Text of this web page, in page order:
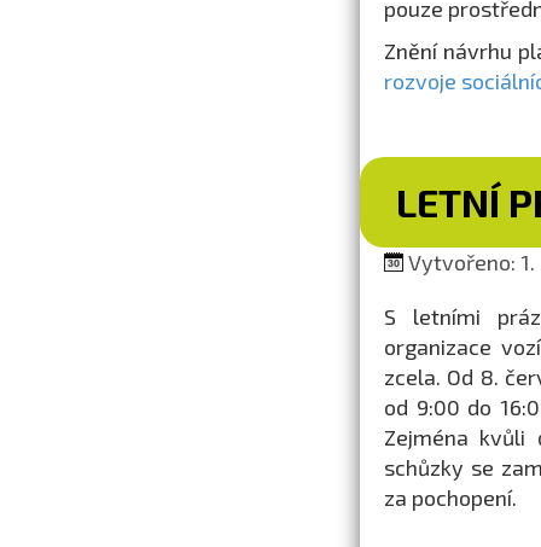
pouze
Znění návrhu
rozvoje
LETNÍ
Vytvořeno: 1.
S letními
organizace
zcela. Od 8.
od 9:00 do
Zejména
schůzky se
za pochopení.